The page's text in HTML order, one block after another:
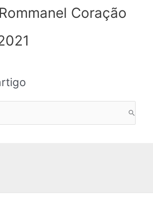
Coração